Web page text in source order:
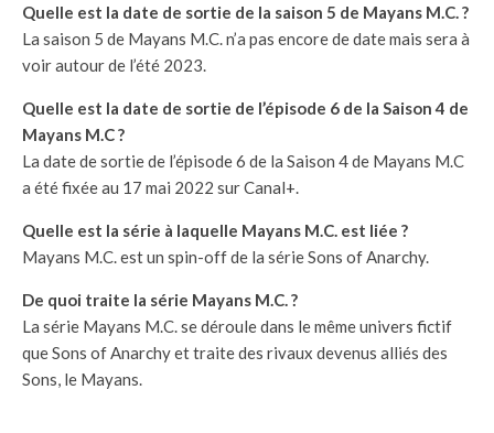
Quelle est la date de sortie de la saison 5 de Mayans M.C. ?
La saison 5 de Mayans M.C. n’a pas encore de date mais sera à
voir autour de l’été 2023.
Quelle est la date de sortie de l’épisode 6 de la Saison 4 de
Mayans M.C ?
La date de sortie de l’épisode 6 de la Saison 4 de Mayans M.C
a été fixée au 17 mai 2022 sur Canal+.
Quelle est la série à laquelle Mayans M.C. est liée ?
Mayans M.C. est un spin-off de la série Sons of Anarchy.
De quoi traite la série Mayans M.C. ?
La série Mayans M.C. se déroule dans le même univers fictif
que Sons of Anarchy et traite des rivaux devenus alliés des
Sons, le Mayans.